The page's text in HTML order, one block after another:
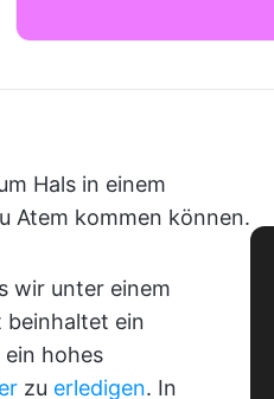
Hals in einem
Atem kommen können.
wir unter einem
beinhaltet ein
hohes
zu erledigen. In